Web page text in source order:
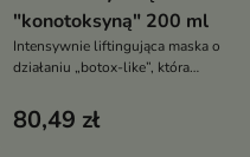
"konotoksyną" 200 ml
Intensywnie liftingująca maska o
działaniu „botox-like”, która
regeneruje skórę
80,49 zł